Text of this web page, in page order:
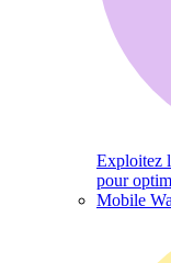
Exploitez
pour
Mobile